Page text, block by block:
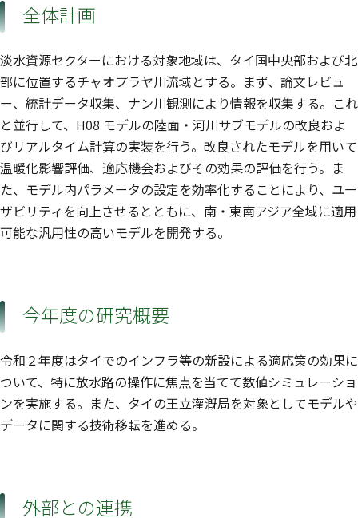
全体計画
淡水資源セクターにおける対象地域は、タイ国中央部および北
部に位置するチャオプラヤ川流域とする。まず、論文レビュ
ー、統計データ収集、ナン川観測により情報を収集する。これ
と並行して、H08 モデルの陸面・河川サブモデルの改良およ
びリアルタイム計算の実装を行う。改良されたモデルを用いて
温暖化影響評価、適応機会およびその効果の評価を行う。ま
た、モデル内パラメータの設定を効率化することにより、ユー
ザビリティを向上させるとともに、南・東南アジア全域に適用
可能な汎用性の高いモデルを開発する。
今年度の研究概要
令和２年度はタイでのインフラ等の新設による適応策の効果に
ついて、特に放水路の操作に焦点を当てて数値シミュレーショ
ンを実施する。また、タイの王立灌漑局を対象としてモデルや
データに関する技術移転を進める。
外部との連携